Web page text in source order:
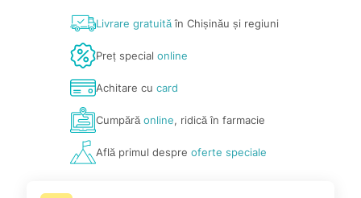
Livrare gratuităîn Chișinău și regiuni
Preț special online
Achitare cu card
Cumpărăonline, ridică în farmacie
Află primul despre oferte speciale